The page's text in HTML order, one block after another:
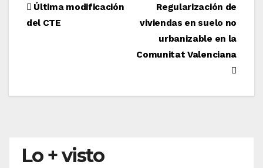
Navegación
Regularización de
viviendas en suelo no
urbanizable en la
Comunitat Valenciana
Última modificación
del CTE
Lo + visto